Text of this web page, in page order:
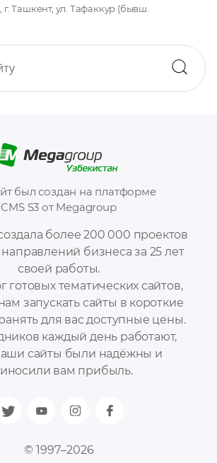
более 200 000 проектов
бизнеса за 25 лет
своей работы.
готовых тематических сайтов,
запускать сайты в короткие
для вас доступные цены.
каждый день работают,
сайты были надёжны и
вам прибыль.
© 1997–2026
был создан на платформе
CMS S3 от Megagroup
г. Ташкент, ул. Тафаккур (бывш.